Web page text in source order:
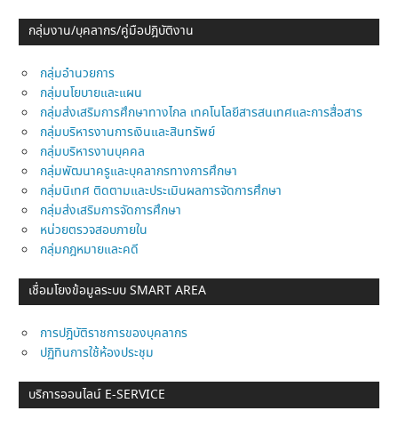
กลุ่มงาน/บุคลากร/คู่มือปฎิบัติงาน
กลุ่มอำนวยการ
กลุ่มนโยบายและแผน
กลุ่มส่งเสริมการศึกษาทางไกล เทคโนโลยีสารสนเทศและการสื่อสาร
กลุ่มบริหารงานการเงินและสินทรัพย์
กลุ่มบริหารงานบุคคล
กลุ่มพัฒนาครูและบุคลากรทางการศึกษา
กลุ่มนิเทศ ติดตามและประเมินผลการจัดการศึกษา
กลุ่มส่งเสริมการจัดการศึกษา
หน่วยตรวจสอบภายใน
กลุ่มกฎหมายและคดี
เชื่อมโยงข้อมูลระบบ SMART AREA
การปฎิบัติราชการของบุคลากร
ปฏิทินการใช้ห้องประชุม
บริการออนไลน์ E-SERVICE